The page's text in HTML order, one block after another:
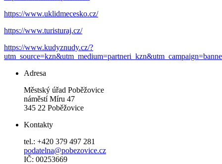
https://www.uklidmecesko.cz/
https://www.turisturaj.cz/
https://www.kudyznudy.cz/?
Adresa
Městský úřad Poběžovice
náměstí Míru 47
345 22 Poběžovice
Kontakty
tel.: +420 379 497 281
podatelna@pobezovice.cz
IČ: 00253669